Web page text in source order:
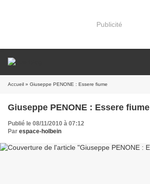
Publicité
Accueil » Giuseppe PENONE : Essere fiume
Giuseppe PENONE : Essere fiume
Publié le 08/11/2010 à 07:12
Par espace-holbein